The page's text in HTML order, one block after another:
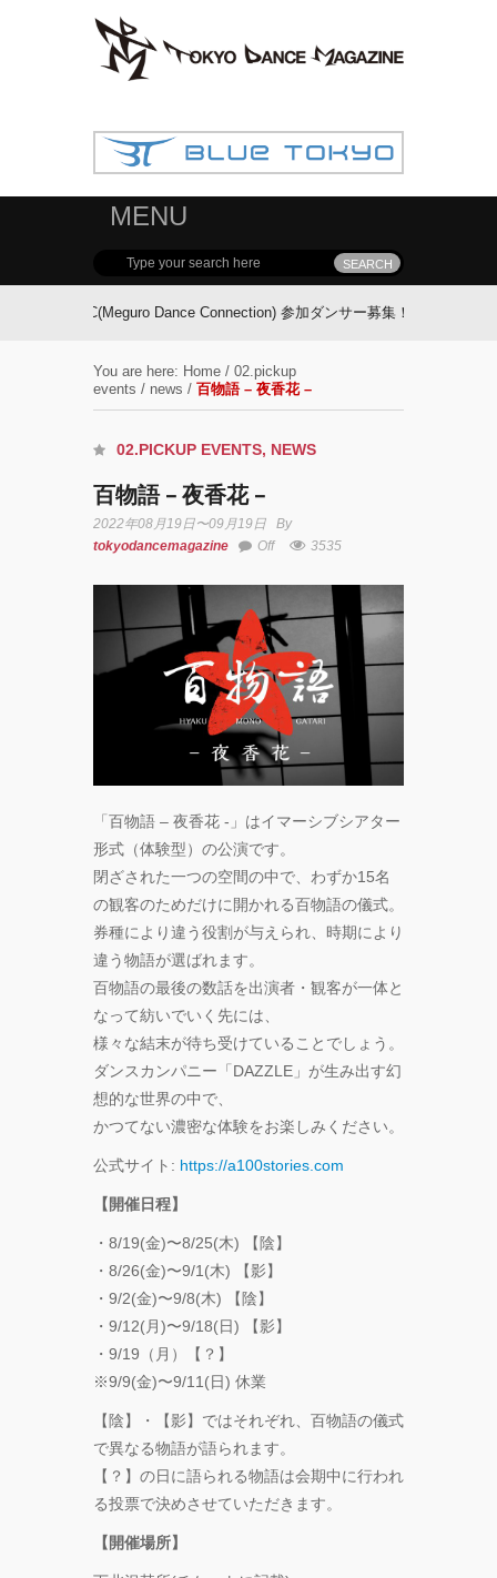
MENU
MDC(Meguro Dance Connection) 参加ダンサー募集！
You are here: Home / 02.pickup
events / news / 百物語 – 夜香花 –
02.PICKUP EVENTS, NEWS
百物語 – 夜香花 –
2022年08月19日〜09月19日
By
tokyodancemagazine
Off 3535
「百物語 – 夜香花 -」はイマーシブシアター
形式（体験型）の公演です。
閉ざされた一つの空間の中で、わずか15名
の観客のためだけに開かれる百物語の儀式。
券種により違う役割が与えられ、時期により
違う物語が選ばれます。
百物語の最後の数話を出演者・観客が一体と
なって紡いでいく先には、
様々な結末が待ち受けていることでしょう。
ダンスカンパニー「DAZZLE」が生み出す幻
想的な世界の中で、
かつてない濃密な体験をお楽しみください。
公式サイト: https://a100stories.com
【開催日程】
・8/19(金)〜8/25(木) 【陰】
・8/26(金)〜9/1(木) 【影】
・9/2(金)〜9/8(木) 【陰】
・9/12(月)〜9/18(日) 【影】
・9/19（月）【？】
※9/9(金)〜9/11(日) 休業
【陰】・【影】ではそれぞれ、百物語の儀式
で異なる物語が語られます。
【？】の日に語られる物語は会期中に行われ
る投票で決めさせていただきます。
【開催場所】